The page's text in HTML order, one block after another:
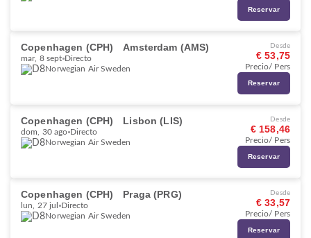
Reservar
Copenhagen (CPH) Amsterdam (AMS)
mar, 8 sept Directo
Norwegian Air Sweden
Desde
€ 53,75
Precio/ Pers
Reservar
Copenhagen (CPH) Lisbon (LIS)
dom, 30 ago Directo
Norwegian Air Sweden
Desde
€ 158,46
Precio/ Pers
Reservar
Copenhagen (CPH) Praga (PRG)
lun, 27 jul
Directo
Norwegian Air Sweden
Desde
€ 33,57
Precio/ Pers
Reservar